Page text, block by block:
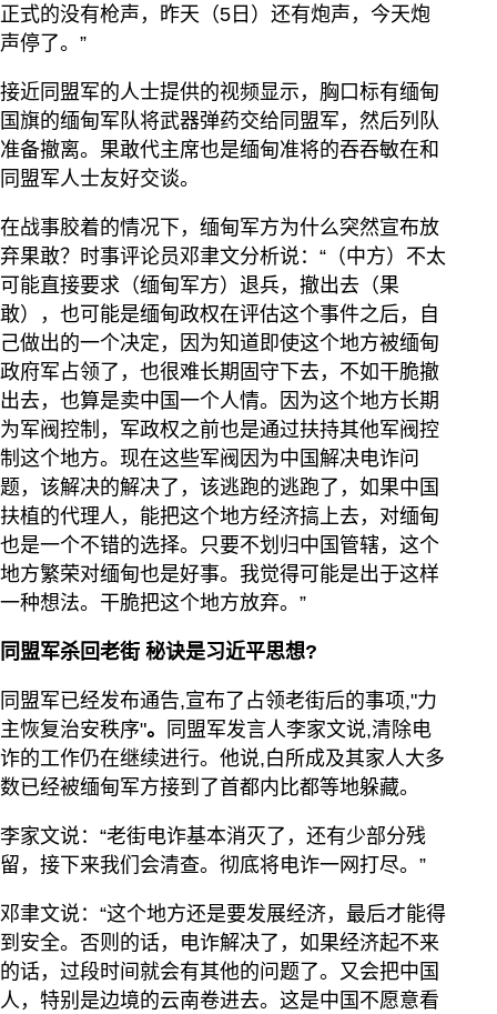
正式的没有枪声，昨天（5日）还有炮声，今天炮
声停了。”
接近同盟军的人士提供的视频显示，胸口标有缅甸
国旗的缅甸军队将武器弹药交给同盟军，然后列队
准备撤离。果敢代主席也是缅甸准将的吞吞敏在和
同盟军人士友好交谈。
在战事胶着的情况下，缅甸军方为什么突然宣布放
弃果敢？时事评论员邓聿文分析说：“（中方）不太
可能直接要求（缅甸军方）退兵，撤出去（果
敢），也可能是缅甸政权在评估这个事件之后，自
己做出的一个决定，因为知道即使这个地方被缅甸
政府军占领了，也很难长期固守下去，不如干脆撤
出去，也算是卖中国一个人情。因为这个地方长期
为军阀控制，军政权之前也是通过扶持其他军阀控
制这个地方。现在这些军阀因为中国解决电诈问
题，该解决的解决了，该逃跑的逃跑了，如果中国
扶植的代理人，能把这个地方经济搞上去，对缅甸
也是一个不错的选择。只要不划归中国管辖，这个
地方繁荣对缅甸也是好事。我觉得可能是出于这样
一种想法。干脆把这个地方放弃。”
同盟军杀回老街 秘诀是习近平思想?
同盟军已经发布通告,宣布了占领老街后的事项,"力
主恢复治安秩序"。
同盟军发言人李家文说,清除电
诈的工作仍在继续进行。他说,白所成及其家人大多
数已经被缅甸军方接到了首都内比都等地躲藏。
李家文说：“老街电诈基本消灭了，还有少部分残
留，接下来我们会清查。彻底将电诈一网打尽。”
邓聿文说：“这个地方还是要发展经济，最后才能得
到安全。否则的话，电诈解决了，如果经济起不来
的话，过段时间就会有其他的问题了。又会把中国
人，特别是边境的云南卷进去。这是中国不愿意看